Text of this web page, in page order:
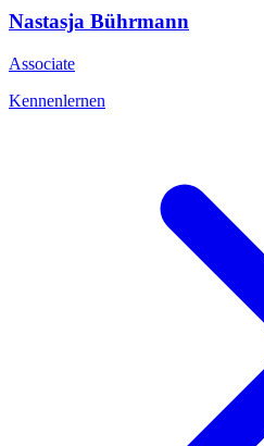
Nastasja Bührmann
Associate
Kennenlernen